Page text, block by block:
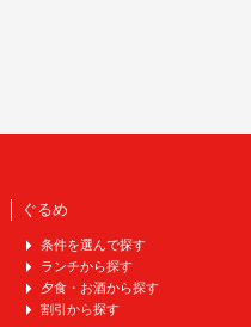
ぐるめ
条件を選んで探す
ランチから探す
夕食・お酒から探す
割引から探す